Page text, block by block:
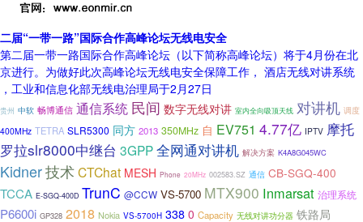
二届“一带一路”国际合作高峰论坛无线电安全
第二届一带一路国际合作高峰论坛（以下简称高峰论坛）将于4月份在北
京进行。为做好此次高峰论坛无线电安全保障工作， 酒店无线对讲系统
，工业和信息化部无线电治理局于2月27日
贵州 中软 畅博通信 通信系统 民间 数字无线对讲 室内全向吸顶天线 对讲机 调度
400MHz TETRA SLR5300 同方 2013 350MHz 自 EV751 4.77亿 IPTV 摩托
罗拉slr8000中继台 3GPP全网通对讲机 解决方案 K4A8G045WC
Kidner技术CTChat MESH Phone 20MHz 002583.SZ 通信 CB-SGQ-400
TCCA E-SGQ-400D TrunC @CCW VS-5700 MTX900 Inmarsat 治理系统
P6600i GP328 2018 Nokia VS-5700H 338 0 Capacity 无线对讲功分器 铁路局